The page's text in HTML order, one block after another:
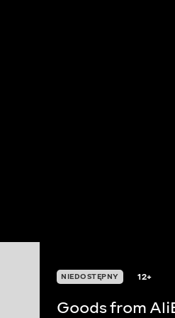
NIEDOSTĘPNY 12+
Goods from